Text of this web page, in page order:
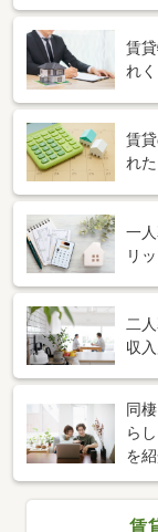
賃
れ
賃
れ
一
リ
二
収
同
ら
を
賃